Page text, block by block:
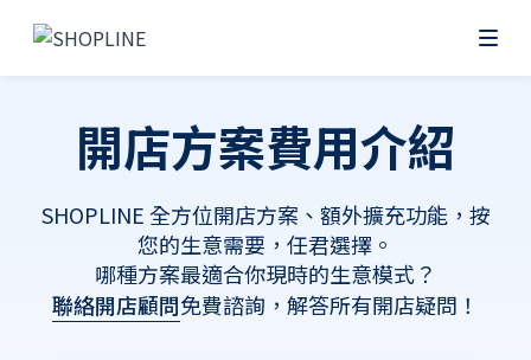
開店方案費用介紹
SHOPLINE 全方位開店方案、額外擴充功能，按
您的生意需要，任君選擇。
哪種方案最適合你現時的生意模式？
聯絡開店顧問免費諮詢，解答所有開店疑問！